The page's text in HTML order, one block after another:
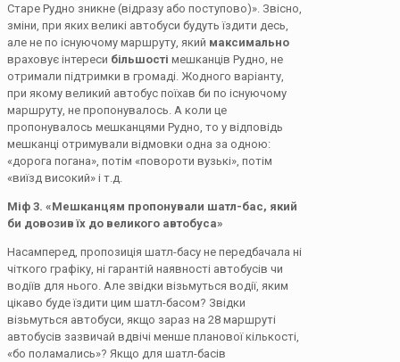
Старе Рудно зникне (відразу або поступово)». Звісно,
зміни, при яких великі автобуси будуть їздити десь,
але не по існуючому маршруту, який максимально
враховує інтереси більшості мешканців Рудно, не
отримали підтримки в громаді. Жодного варіанту,
при якому великий автобус поїхав би по існуючому
маршруту, не пропонувалось. А коли це
пропонувалось мешканцями Рудно, то у відповідь
мешканці отримували відмовки одна за одною:
«дорога погана», потім «повороти вузькі», потім
«виїзд високий» і т.д.
Міф 3. «Мешканцям пропонували шатл-бас, який
би довозив їх до великого автобуса»
Насамперед, пропозиція шатл-басу не передбачала ні
чіткого графіку, ні гарантій наявності автобусів чи
водіїв для нього. Але звідки візьмуться водії, яким
цікаво буде їздити цим шатл-басом? Звідки
візьмуться автобуси, якщо зараз на 28 маршруті
автобусів зазвичай вдвічі менше планової кількості,
«бо поламались»? Якщо для шатл-басів